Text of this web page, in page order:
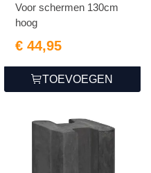
Voor schermen 130cm
hoog
€ 44,95
TOEVOEGEN